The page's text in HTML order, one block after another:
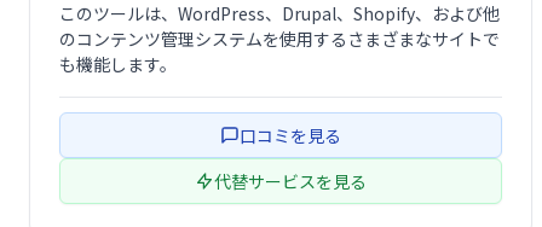
このツールは、WordPress、Drupal、Shopify、および他
のコンテンツ管理システムを使用するさまざまなサイトで
も機能します。
口コミを見る
代替サービスを見る